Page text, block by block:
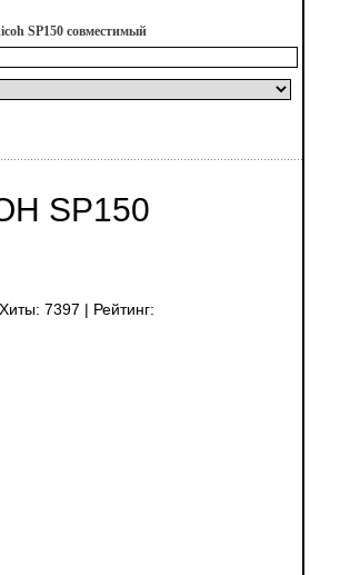
SP150 совместимый
SP150
Хиты: 7397 Рейтинг: